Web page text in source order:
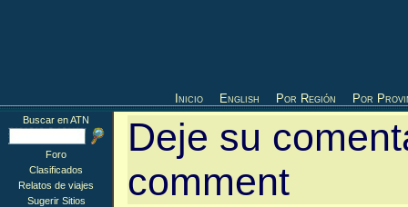
Inicio English Por Región Por
Deje su
comment
Buscar en ATN
Foro
Clasificados
Relatos de viajes
Sugerir Sitios